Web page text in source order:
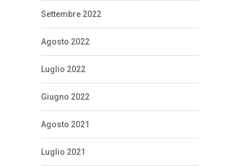
Settembre 2022
Agosto 2022
Luglio 2022
Giugno 2022
Agosto 2021
Luglio 2021